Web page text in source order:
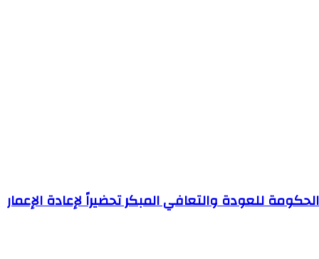
للعودة والتعافي المبكر تحضيراً لإعادة الإعمار